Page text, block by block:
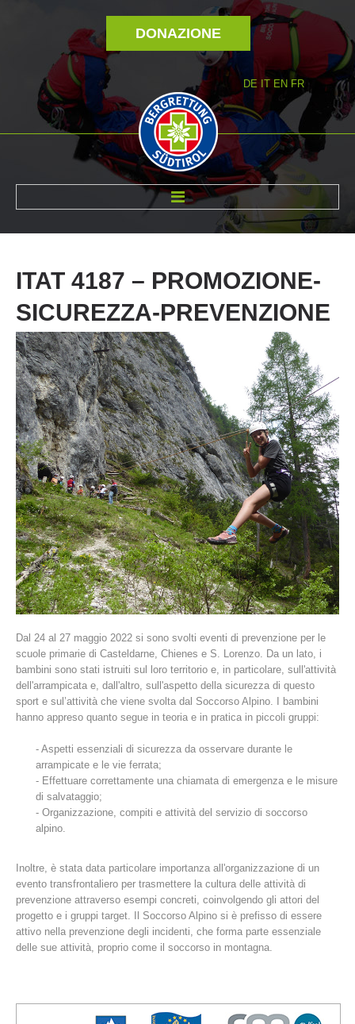
DONAZIONE
DE IT EN FR
La storia
Stazioni del soccorso alpino
ITAT 4187 – PROMOZIONE-
SICUREZZA-PREVENZIONE
Dal 24 al 27 maggio 2022 si sono svolti eventi di prevenzione per le
scuole primarie di Casteldarne, Chienes e S. Lorenzo. Da un lato, i
bambini sono stati istruiti sul loro territorio e, in particolare, sull'attività
dell'arrampicata e, dall'altro, sull'aspetto della sicurezza di questo
sport e sul’attività che viene svolta dal Soccorso Alpino. I bambini
hanno appreso quanto segue in teoria e in pratica in piccoli gruppi:
- Aspetti essenziali di sicurezza da osservare durante le
arrampicate e le vie ferrata;
- Effettuare correttamente una chiamata di emergenza e le misure
di salvataggio;
- Organizzazione, compiti e attività del servizio di soccorso
alpino.
Inoltre, è stata data particolare importanza all'organizzazione di un
evento transfrontaliero per trasmettere la cultura delle attività di
prevenzione attraverso esempi concreti, coinvolgendo gli attori del
progetto e i gruppi target. Il Soccorso Alpino si è prefisso di essere
attivo nella prevenzione degli incidenti, che forma parte essenziale
delle sue attività, proprio come il soccorso in montagna.